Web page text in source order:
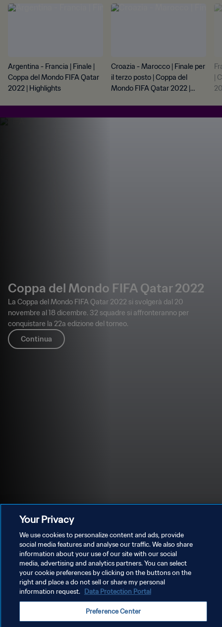
Argentina - Francia | Finale |
Coppa del Mondo FIFA Qatar
2022 | Highlights
Croazia - Marocco | Finale per
il terzo posto | Coppa del
Mondo FIFA Qatar 2022 |
|
Coppa del Mondo FIFA Qatar 2022
La Coppa del Mondo FIFA Qatar 2022 si svolgerà dal 20
novembre al 18 dicembre. 32 squadre si affronteranno per
conquistare la 22a edizione del torneo.
Continua
PRIVACY POLICY
TERMINI DI SERVIZIO
GESTISCI LE TUE PREFERENZE PER I COOKIES
Copyright © 1994 - 2026 FIFA. Tutti i diritti riservati.
Your Privacy
We use cookies to personalize content and ads, provide
social media features and analyse our traffic. We also share
information about your use of our site with our social
media, advertising and analytics partners. You can select
your cookie preferences by clicking on the buttons on the
right and place a do not sell or share my personal
information request. Data Protection Portal
Preference Center